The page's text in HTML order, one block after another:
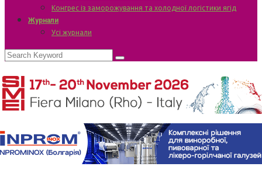
Конгрес із заморожування та холодної логістики ягід
Журнали
Усі журнали